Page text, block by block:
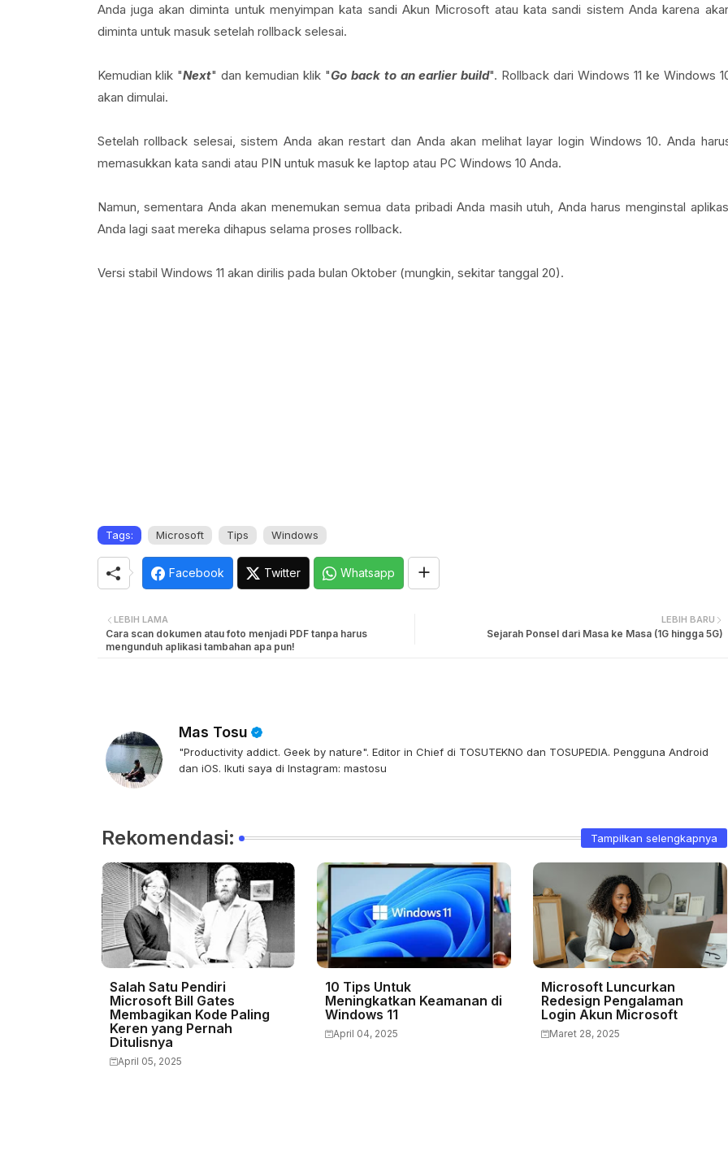
Anda juga akan diminta untuk menyimpan kata sandi Akun Microsoft atau kata sandi sistem Anda karena
diminta untuk masuk setelah rollback selesai.
Kemudian klik "Next" dan kemudian klik "Go back to an earlier build". Rollback dari Windows 11 ke Windows
akan dimulai.
Setelah rollback selesai, sistem Anda akan restart dan Anda akan melihat layar login Windows 10. Anda
memasukkan kata sandi atau PIN untuk masuk ke laptop atau PC Windows 10 Anda.
Namun, sementara Anda akan menemukan semua data pribadi Anda masih utuh, Anda harus menginstal
Anda lagi saat mereka dihapus selama proses rollback.
Versi stabil Windows 11 akan dirilis pada bulan Oktober (mungkin, sekitar tanggal 20).
Tags: Microsoft Tips Windows
Facebook Twitter Whatsapp
LEBIH BARU
Sejarah Ponsel dari Masa ke Masa (1G hingga 5G)
LEBIH LAMA
Cara scan dokumen atau foto menjadi PDF tanpa harus
mengunduh aplikasi tambahan apa pun!
Mas Tosu
"Productivity addict. Geek by nature". Editor in Chief di TOSUTEKNO dan TOSUPEDIA. Pengguna Android
dan iOS. Ikuti saya di Instagram: mastosu
Rekomendasi: Tampilkan selengkapnya
Salah Satu Pendiri
Microsoft Bill Gates
Membagikan Kode Paling
Keren yang Pernah
Ditulisnya
April 05, 2025
10 Tips Untuk
Meningkatkan Keamanan di
Windows 11
April 04, 2025
Microsoft Luncurkan
Redesign Pengalaman
Login Akun Microsoft
Maret 28, 2025